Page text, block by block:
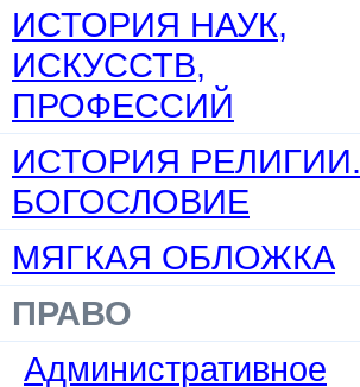
ИСТОРИЯ НАУК,
ИСКУССТВ,
ПРОФЕССИЙ
ИСТОРИЯ РЕЛИГИИ.
БОГОСЛОВИЕ
МЯГКАЯ ОБЛОЖКА
ПРАВО
Административное